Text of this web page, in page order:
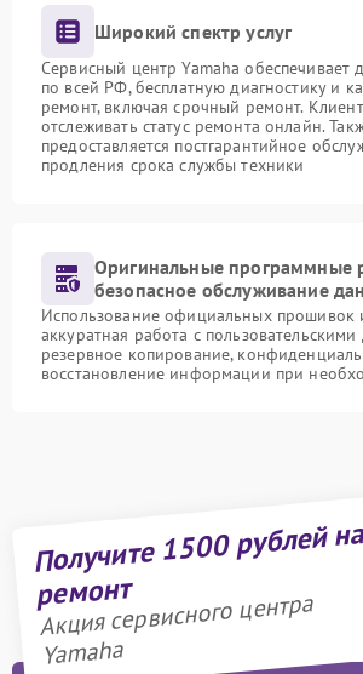
Широкий спектр услуг
Сервисный центр Yamaha обеспечивает
по всей РФ, бесплатную диагностику и
ремонт, включая срочный ремонт.
отслеживать статус ремонта онлайн.
предоставляется постгарантийное
продления срока службы техники
Оригинальные программные
безопасное обслуживание
Использование официальных прошивок
аккуратная работа с
резервное копирование,
восстановление информации при
Получите 1500 рублей на
ремонт
Акция сервисного центра
Yamaha